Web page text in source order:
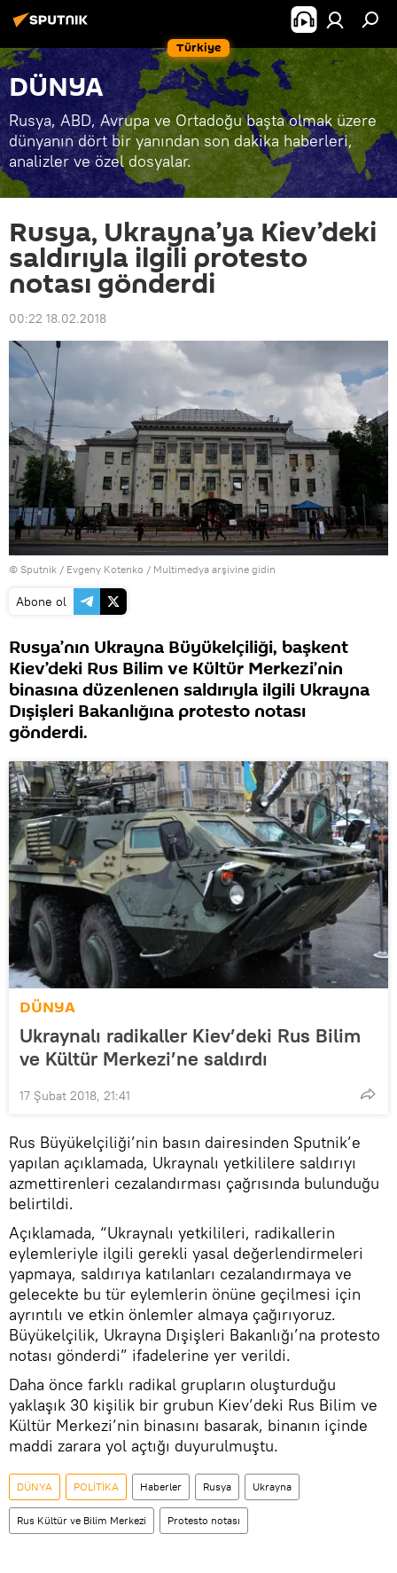
Türkiye
DÜNYA
Rusya, ABD, Avrupa ve Ortadoğu başta olmak üzere
dünyanın dört bir yanından son dakika haberleri,
analizler ve özel dosyalar.
Rusya, Ukrayna’ya Kiev’deki
saldırıyla ilgili protesto
notası gönderdi
00:22 18.02.2018
© Sputnik / Evgeny Kotenko / Multimedya arşivine gidin
Abone ol
Rusya’nın Ukrayna Büyükelçiliği, başkent
Kiev’deki Rus Bilim ve Kültür Merkezi’nin
binasına düzenlenen saldırıyla ilgili Ukrayna
Dışişleri Bakanlığına protesto notası
gönderdi.
DÜNYA
Ukraynalı radikaller Kiev’deki Rus Bilim
ve Kültür Merkezi’ne saldırdı
17 Şubat 2018, 21:41
Rus Büyükelçiliği’nin basın dairesinden Sputnik’e
yapılan açıklamada, Ukraynalı yetkililere saldırıyı
azmettirenleri cezalandırması çağrısında bulunduğu
belirtildi.
Açıklamada, “Ukraynalı yetkilileri, radikallerin
eylemleriyle ilgili gerekli yasal değerlendirmeleri
yapmaya, saldırıya katılanları cezalandırmaya ve
gelecekte bu tür eylemlerin önüne geçilmesi için
ayrıntılı ve etkin önlemler almaya çağırıyoruz.
Büyükelçilik, Ukrayna Dışişleri Bakanlığı’na protesto
notası gönderdi” ifadelerine yer verildi.
Daha önce farklı radikal grupların oluşturduğu
yaklaşık 30 kişilik bir grubun Kiev’deki Rus Bilim ve
Kültür Merkezi’nin binasını basarak, binanın içinde
maddi zarara yol açtığı duyurulmuştu.
DÜNYA POLİTİKA Haberler Rusya Ukrayna
Rus Kültür ve Bilim Merkezi Protesto notası